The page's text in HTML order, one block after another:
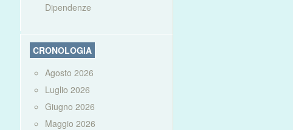
Dipendenze
CRONOLOGIA
Agosto 2026
Luglio 2026
Giugno 2026
Maggio 2026